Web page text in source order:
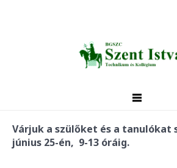
Várjuk a szülőket és a tanulókat
június 25-én, 9-13 óráig.